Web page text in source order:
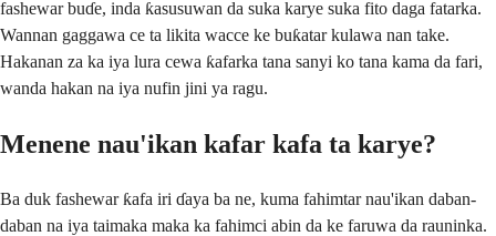
fashewar buɗe, inda ƙasusuwan da suka karye suka fito daga fatarka.
Wannan gaggawa ce ta likita wacce ke buƙatar kulawa nan take.
Hakanan za ka iya lura cewa ƙafarka tana sanyi ko tana kama da fari,
wanda hakan na iya nufin jini ya ragu.
Menene nau'ikan kafar kafa ta karye?
Ba duk fashewar ƙafa iri ɗaya ba ne, kuma fahimtar nau'ikan daban-
daban na iya taimaka maka ka fahimci abin da ke faruwa da rauninka.